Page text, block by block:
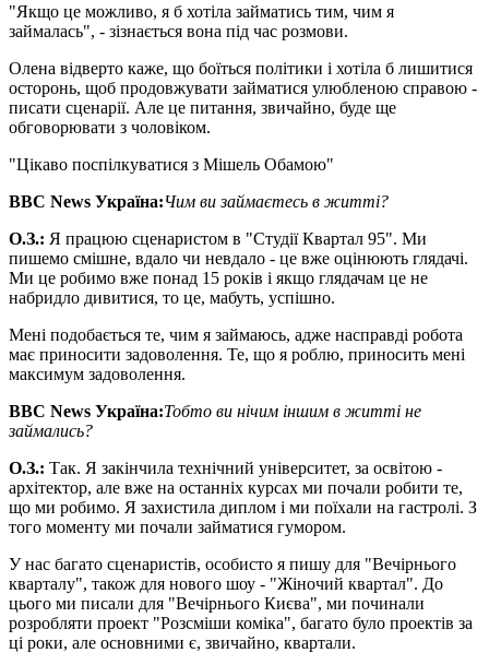
"Якщо це можливо, я б хотіла займатись тим, чим я
займалась", - зізнається вона під час розмови.
Олена відверто каже, що боїться політики і хотіла б лишитися
осторонь, щоб продовжувати займатися улюбленою справою -
писати сценарії. Але це питання, звичайно, буде ще
обговорювати з чоловіком.
"Цікаво поспілкуватися з Мішель Обамою"
BBC News Україна:Чим ви займаєтесь в житті?
О.З.: Я працюю сценаристом в "Студії Квартал 95". Ми
пишемо смішне, вдало чи невдало - це вже оцінюють глядачі.
Ми це робимо вже понад 15 років і якщо глядачам це не
набридло дивитися, то це, мабуть, успішно.
Мені подобається те, чим я займаюсь, адже насправді робота
має приносити задоволення. Те, що я роблю, приносить мені
максимум задоволення.
BBC News Україна:Тобто ви нічим іншим в житті не
займались?
О.З.: Так. Я закінчила технічний університет, за освітою -
архітектор, але вже на останніх курсах ми почали робити те,
що ми робимо. Я захистила диплом і ми поїхали на гастролі. З
того моменту ми почали займатися гумором.
У нас багато сценаристів, особисто я пишу для "Вечірнього
кварталу", також для нового шоу - "Жіночий квартал". До
цього ми писали для "Вечірнього Києва", ми починали
розробляти проект "Розсміши коміка", багато було проектів за
ці роки, але основними є, звичайно, квартали.